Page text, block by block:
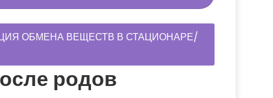
ОБМЕНА ВЕЩЕСТВ В СТАЦИОНАРЕ/
родов